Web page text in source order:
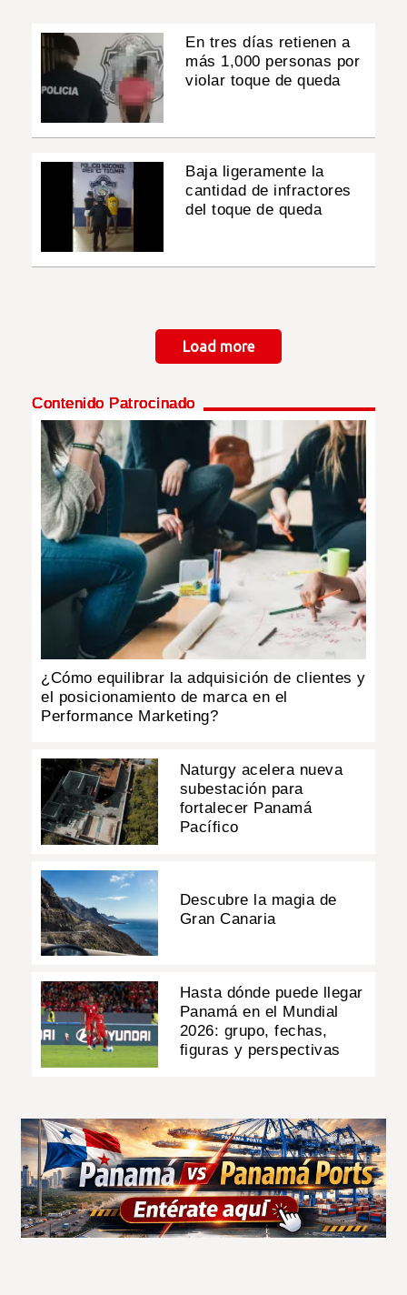
En tres días retienen a
más 1,000 personas por
violar toque de queda
Baja ligeramente la
cantidad de infractores
del toque de queda
Load more
Contenido Patrocinado
¿Cómo equilibrar la adquisición de clientes y
el posicionamiento de marca en el
Performance Marketing?
Naturgy acelera nueva
subestación para
fortalecer Panamá
Pacífico
Descubre la magia de
Gran Canaria
Hasta dónde puede llegar
Panamá en el Mundial
2026: grupo, fechas,
figuras y perspectivas